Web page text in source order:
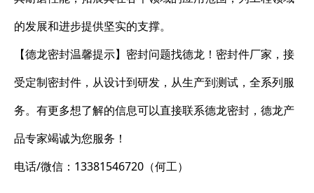
的发展和进步提供坚实的支撑。
【德龙密封温馨提示】密封问题找德龙！密封件厂家，接
受定制密封件，从设计到研发，从生产到测试，全系列服
务。有更多想了解的信息可以直接联系德龙密封，德龙产
品专家竭诚为您服务！
电话/微信：13381546720（何工）